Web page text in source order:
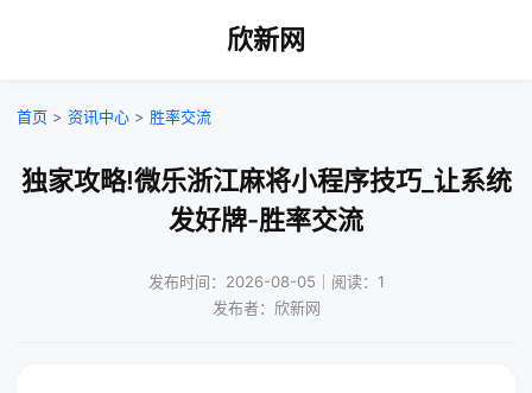
欣新网
首页 > 资讯中心 > 胜率交流
独家攻略!微乐浙江麻将小程序技巧_让系统
发好牌-胜率交流
发布时间：2026-08-05｜阅读：1
发布者：欣新网